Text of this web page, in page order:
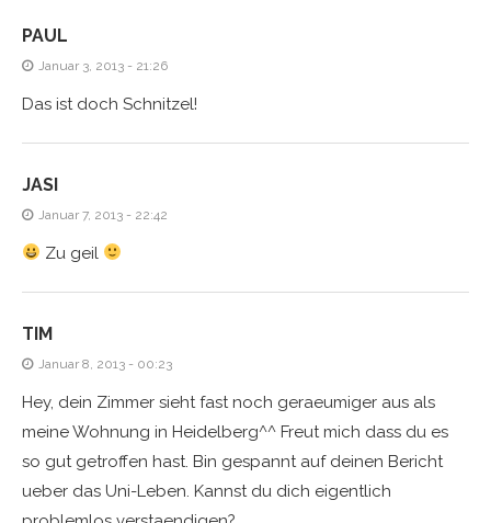
PAUL
Januar 3, 2013 - 21:26
Das ist doch Schnitzel!
JASI
Januar 7, 2013 - 22:42
Zu geil
TIM
Januar 8, 2013 - 00:23
Hey, dein Zimmer sieht fast noch geraeumiger aus als
meine Wohnung in Heidelberg^^ Freut mich dass du es
so gut getroffen hast. Bin gespannt auf deinen Bericht
ueber das Uni-Leben. Kannst du dich eigentlich